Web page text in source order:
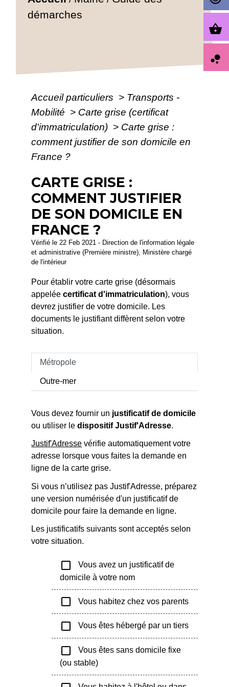
démarches
Accueil particuliers > Transports -
Mobilité > Carte grise (certificat
d'immatriculation) > Carte grise :
comment justifier de son domicile en
France ?
CARTE GRISE :
COMMENT JUSTIFIER
DE SON DOMICILE EN
FRANCE ?
Vérifié le 22 Feb 2021 - Direction de l'information légale
et administrative (Première ministre), Ministère chargé
de l'intérieur
Pour établir votre carte grise (désormais
appeléecertificat d'immatriculation), vous
devrez justifier de votre domicile. Les
documents le justifiant diffèrent selon votre
situation.
Métropole
Outre-mer
Vous devez fournir un justificatif de domicile
ou utiliser ledispositif Justif'Adresse.
Justif'Adresse vérifie automatiquement votre
adresse lorsque vous faites la demande en
ligne de la carte grise.
Si vous n’utilisez pas Justif'Adresse, préparez
une version numérisée d'un justificatif de
domicile pour faire la demande en ligne.
Les justificatifs suivants sont acceptés selon
votre situation.
check_box_outline_blank
Vous avez un justificatif de
domicile à votre nom
check_box_outline_blank Vous habitez chez vos parents
check_box_outline_blank Vous êtes hébergé par un tiers
check_box_outline_blank
Vous êtes sans domicile fixe
(ou stable)
shopping_basket
bubble_chart